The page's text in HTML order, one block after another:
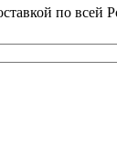
по всей